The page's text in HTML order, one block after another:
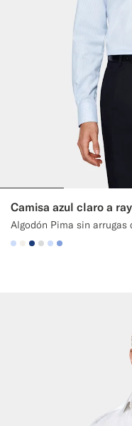
Camisa azul claro a
Algodón Pima sin arrugas
#CCDCF9
#F1EFE8
#1C3D7A
#D9DADA
#CCDCF9
#82A1DC